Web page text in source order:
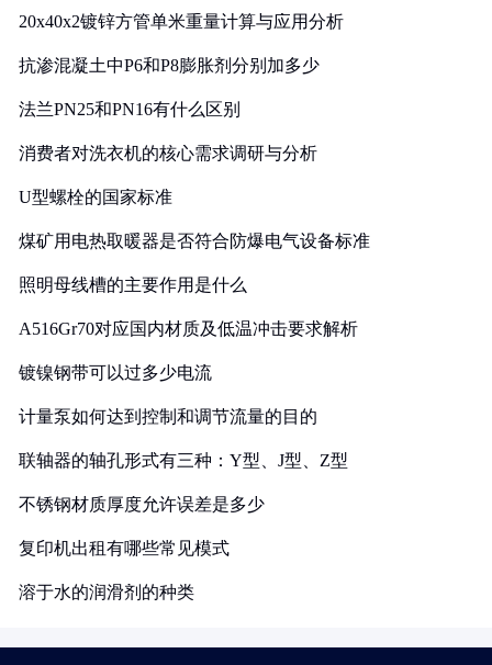
20x40x2镀锌方管单米重量计算与应用分析
抗渗混凝土中P6和P8膨胀剂分别加多少
法兰PN25和PN16有什么区别
消费者对洗衣机的核心需求调研与分析
U型螺栓的国家标准
煤矿用电热取暖器是否符合防爆电气设备标准
照明母线槽的主要作用是什么
A516Gr70对应国内材质及低温冲击要求解析
镀镍钢带可以过多少电流
计量泵如何达到控制和调节流量的目的
联轴器的轴孔形式有三种：Y型、J型、Z型
不锈钢材质厚度允许误差是多少
复印机出租有哪些常见模式
溶于水的润滑剂的种类